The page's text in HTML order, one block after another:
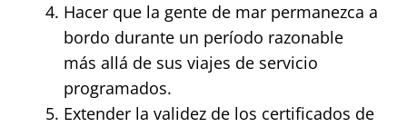
Hacer que la gente de mar permanezca a
bordo durante un período razonable
más allá de sus viajes de servicio
programados.
Extender la validez de los certificados de